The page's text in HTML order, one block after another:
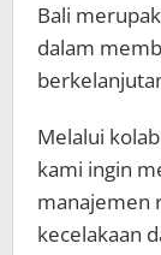
Bali
dalam
Melalui
kami ingin
manajemen
kecelakaan